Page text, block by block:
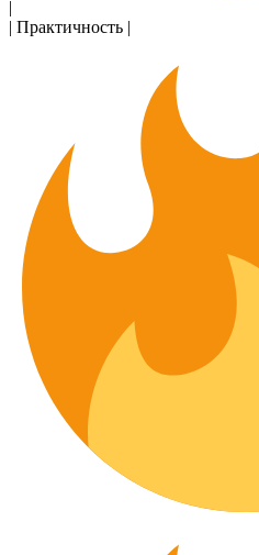
|
| Практичность |